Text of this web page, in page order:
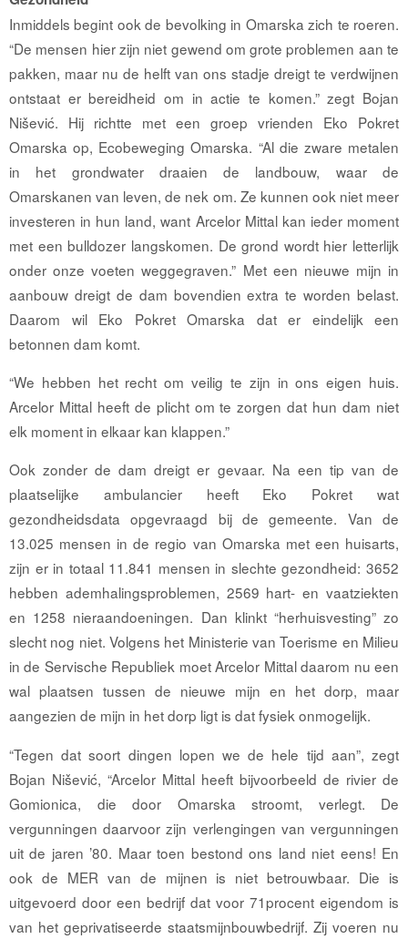
Inmiddels begint ook de bevolking in Omarska zich te roeren.
“De mensen hier zijn niet gewend om grote problemen aan te
pakken, maar nu de helft van ons stadje dreigt te verdwijnen
ontstaat er bereidheid om in actie te komen.” zegt Bojan
Nišević. Hij richtte met een groep vrienden Eko Pokret
Omarska op, Ecobeweging Omarska. “Al die zware metalen
in het grondwater draaien de landbouw, waar de
Omarskanen van leven, de nek om. Ze kunnen ook niet meer
investeren in hun land, want Arcelor Mittal kan ieder moment
met een bulldozer langskomen. De grond wordt hier letterlijk
onder onze voeten weggegraven.” Met een nieuwe mijn in
aanbouw dreigt de dam bovendien extra te worden belast.
Daarom wil Eko Pokret Omarska dat er eindelijk een
betonnen dam komt.
“We hebben het recht om veilig te zijn in ons eigen huis.
Arcelor Mittal heeft de plicht om te zorgen dat hun dam niet
elk moment in elkaar kan klappen.”
Ook zonder de dam dreigt er gevaar. Na een tip van de
plaatselijke ambulancier heeft Eko Pokret wat
gezondheidsdata opgevraagd bij de gemeente. Van de
13.025 mensen in de regio van Omarska met een huisarts,
zijn er in totaal 11.841 mensen in slechte gezondheid: 3652
hebben ademhalingsproblemen, 2569 hart- en vaatziekten
en 1258 nieraandoeningen. Dan klinkt “herhuisvesting” zo
slecht nog niet. Volgens het Ministerie van Toerisme en Milieu
in de Servische Republiek moet Arcelor Mittal daarom nu een
wal plaatsen tussen de nieuwe mijn en het dorp, maar
aangezien de mijn in het dorp ligt is dat fysiek onmogelijk.
“Tegen dat soort dingen lopen we de hele tijd aan”, zegt
Bojan Nišević, “Arcelor Mittal heeft bijvoorbeeld de rivier de
Gomionica, die door Omarska stroomt, verlegt. De
vergunningen daarvoor zijn verlengingen van vergunningen
uit de jaren ’80. Maar toen bestond ons land niet eens! En
ook de MER van de mijnen is niet betrouwbaar. Die is
uitgevoerd door een bedrijf dat voor 71procent eigendom is
van het geprivatiseerde staatsmijnbouwbedrijf. Zij voeren nu